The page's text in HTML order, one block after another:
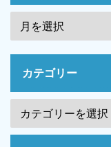
カテゴリー